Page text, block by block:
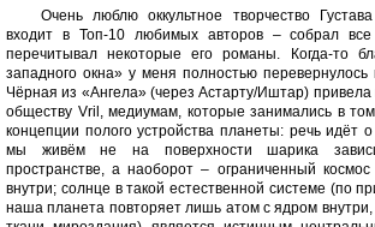
Очень люблю оккультное творчество
входит в Топ-10 любимых авторов – собрал
перечитывал некоторые его романы. Когда-то
западного окна» у меня полностью
Чёрная из «Ангела» (через Астарту/Иштар)
обществу Vril, медиумам, которые занимались в
концепции полого устройства планеты: речь идёт о
мы живём не на поверхности шарика
пространстве, а наоборот – ограниченный космос
внутри; солнце в такой естественной системе (по
наша планета повторяет лишь атом с ядром